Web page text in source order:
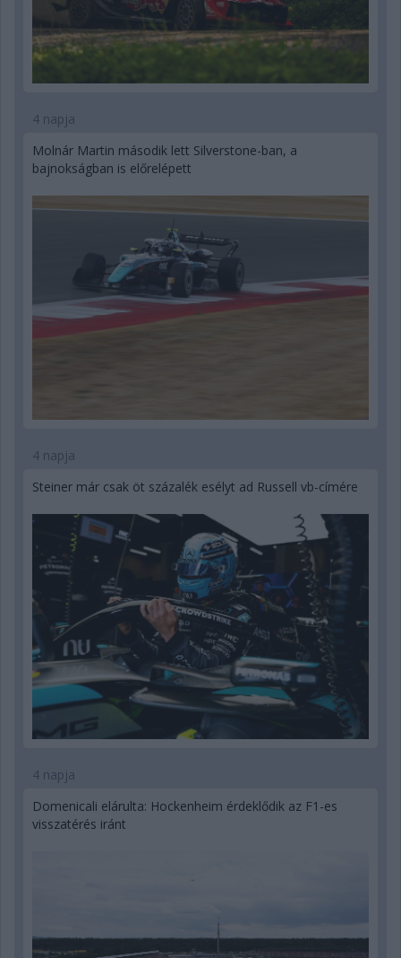
4 napja
Molnár Martin második lett Silverstone-ban, a
bajnokságban is előrelépett
4 napja
Steiner már csak öt százalék esélyt ad Russell vb-címére
4 napja
Domenicali elárulta: Hockenheim érdeklődik az F1-es
visszatérés iránt